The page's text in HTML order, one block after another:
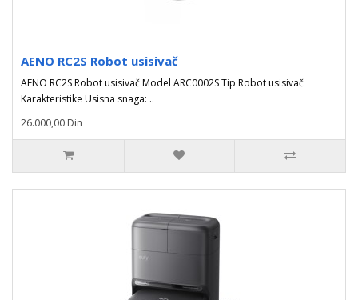
AENO RC2S Robot usisivač
AENO RC2S Robot usisivač Model ARC0002S Tip Robot usisivač
Karakteristike Usisna snaga: ..
26.000,00 Din